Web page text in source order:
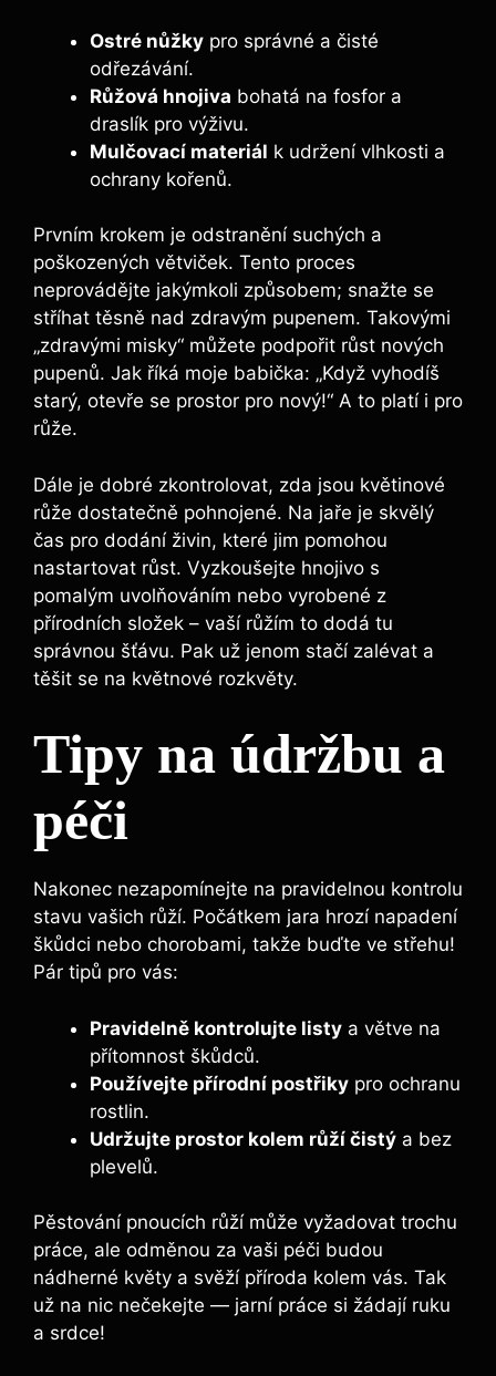
Ostré nůžky pro správné a čisté
odřezávání.
Růžová hnojiva bohatá na fosfor a
draslík pro výživu.
Mulčovací materiál k udržení vlhkosti a
ochrany kořenů.
Prvním krokem je odstranění suchých a
poškozených větviček. Tento proces
neprovádějte jakýmkoli způsobem; snažte se
stříhat těsně nad zdravým pupenem. Takovými
„zdravými misky“ můžete podpořit růst nových
pupenů. Jak říká moje babička: „Když vyhodíš
starý, otevře se prostor pro nový!“ A to platí i pro
růže.
Dále je dobré zkontrolovat, zda jsou květinové
růže dostatečně pohnojené. Na jaře je skvělý
čas pro dodání živin, které jim pomohou
nastartovat růst. Vyzkoušejte hnojivo s
pomalým uvolňováním nebo vyrobené z
přírodních složek – vaší růžím to dodá tu
správnou šťávu. Pak už jenom stačí zalévat a
těšit se na květnové rozkvěty.
Tipy na údržbu a
péči
Nakonec nezapomínejte na pravidelnou kontrolu
stavu vašich růží. Počátkem jara hrozí napadení
škůdci nebo chorobami, takže buďte ve střehu!
Pár tipů pro vás:
Pravidelně kontrolujte listy a větve na
přítomnost škůdců.
Používejte přírodní postřiky pro ochranu
rostlin.
Udržujte prostor kolem růží čistý a bez
plevelů.
Pěstování pnoucích růží může vyžadovat trochu
práce, ale odměnou za vaši péči budou
nádherné květy a svěží příroda kolem vás. Tak
už na nic nečekejte — jarní práce si žádají ruku
a srdce!